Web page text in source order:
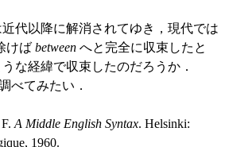
代以降に解消されてゆき，現代では
けば between へと完全に収束したと
な経緯で収束したのだろうか．
べてみたい．
A Middle English Syntax. Helsinki:
1960.